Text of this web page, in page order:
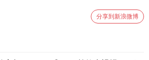
分享到新浪微博